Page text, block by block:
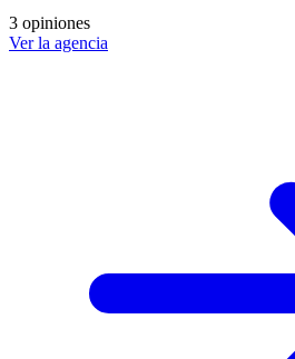
3 opiniones
Ver la agencia